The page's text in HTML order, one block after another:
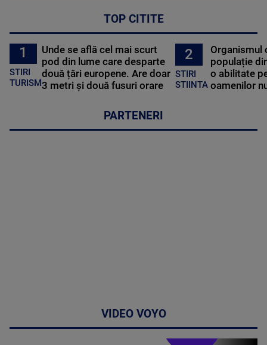
TOP CITITE
1
STIRI
TURISM
Unde se află cel mai scurt
pod din lume care desparte
două țări europene. Are doar
3 metri și două fusuri orare
2
STIRI
STIINTA
Organismul
populație
o abilitate
oamenilor
PARTENERI
VIDEO VOYO